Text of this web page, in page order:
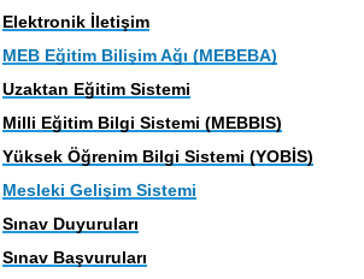
Elektronik İletişim
MEB Eğitim Bilişim Ağı (MEBEBA)
Uzaktan Eğitim Sistemi
Milli Eğitim Bilgi Sistemi (MEBBIS)
Yüksek Öğrenim Bilgi Sistemi (YOBİS)
Mesleki Gelişim Sistemi
Sınav Duyuruları
Sınav Başvuruları